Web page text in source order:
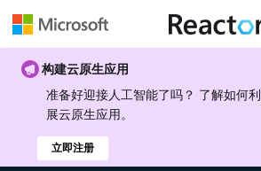
构建云原生应用
准备好迎接人工智能了吗？ 了解如何
展云原生应用。
立即注册